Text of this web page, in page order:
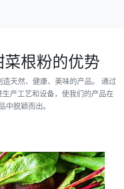
根粉的优势
天然、健康、美味的产品。 通过
产工艺和设备，使我们的产品在
中脱颖而出。